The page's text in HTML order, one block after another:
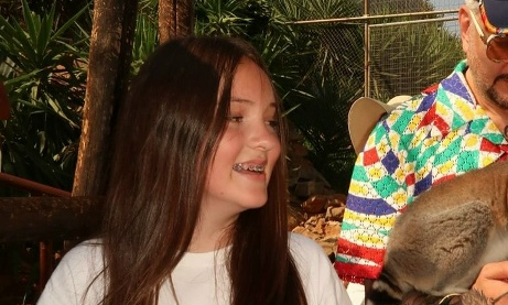
Подпишитесь на наш Telegram-канал, там
Филипп Киркоров поделился ещё порцией семейного
Он показал фото с повзрослевшей Аллой Викторией
трогательными снимками с семьей. Поклонники
Видеозапись «Видео от Super.ru»: